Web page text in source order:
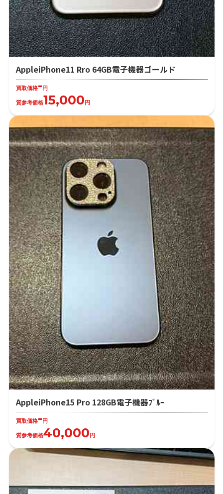
AppleiPhone11 Rro 64GB電子機器ゴールド
買取価格- 円
質参考価格15,000 円
AppleiPhone15 Pro 128GB電子機器ﾌﾞﾙｰ
買取価格- 円
質参考価格40,000 円